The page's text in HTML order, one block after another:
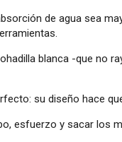
de agua sea
blanca -que no
su diseño hace
esfuerzo y sacar los